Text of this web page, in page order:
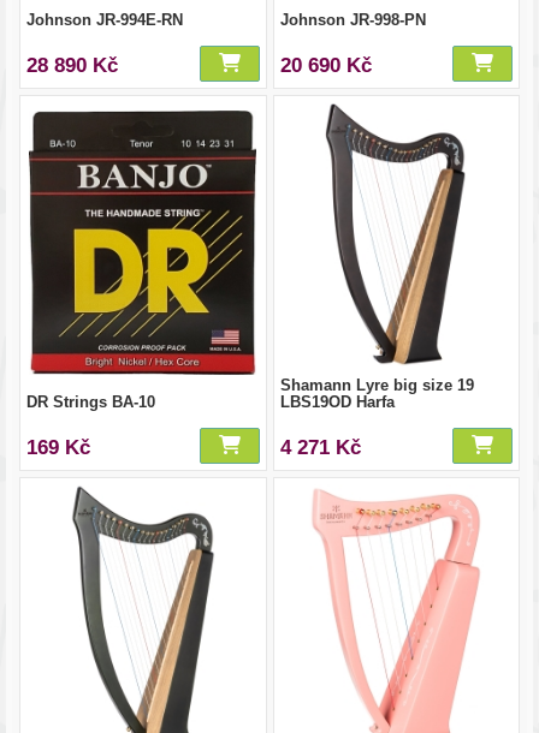
Johnson JR-994E-RN
28 890 Kč
Johnson JR-998-PN
20 690 Kč
DR Strings BA-10
169 Kč
Shamann Lyre big size 19
LBS19OD Harfa
4 271 Kč